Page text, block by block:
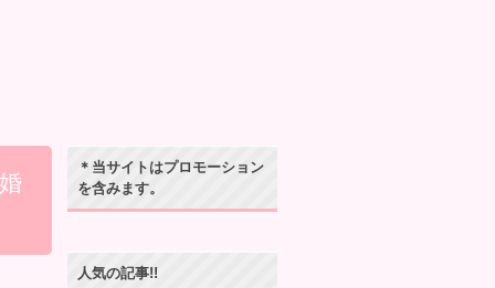
＊当サイトはプロモーション
を含みます。
人気の記事!!